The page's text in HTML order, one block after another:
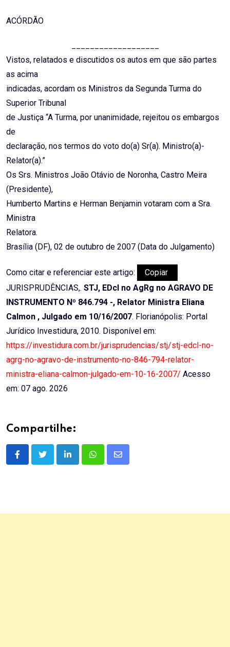
ACÓRDÃO
Vistos, relatados e discutidos os autos em que são partes
as acima
indicadas, acordam os Ministros da Segunda Turma do
Superior Tribunal
de Justiça “A Turma, por unanimidade, rejeitou os embargos
de
declaração, nos termos do voto do(a) Sr(a). Ministro(a)-
Relator(a).”
Os Srs. Ministros João Otávio de Noronha, Castro Meira
(Presidente),
Humberto Martins e Herman Benjamin votaram com a Sra.
Ministra
Relatora.
Brasília (DF), 02 de outubro de 2007 (Data do Julgamento)
Como citar e referenciar este artigo:
Copiar
JURISPRUDÊNCIAS,. STJ, EDcl no AgRg no AGRAVO DE
INSTRUMENTO Nº 846.794 -, Relator Ministra Eliana
Calmon , Julgado em 10/16/2007. Florianópolis: Portal
Jurídico Investidura, 2010. Disponível em:
https://investidura.com.br/jurisprudencias/stj/stj-edcl-no-
agrg-no-agravo-de-instrumento-no-846-794-relator-
ministra-eliana-calmon-julgado-em-10-16-2007/ Acesso
em: 07 ago. 2026
Compartilhe:
LinkedInWhatsappShare